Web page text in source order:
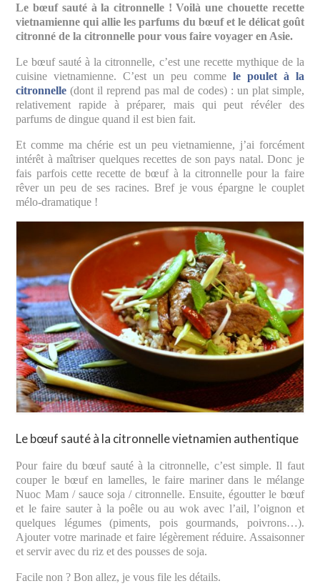
Le bœuf sauté à la citronnelle ! Voilà une chouette recette
vietnamienne qui allie les parfums du bœuf et le délicat goût
citronné de la citronnelle pour vous faire voyager en Asie.
Le bœuf sauté à la citronnelle, c’est une recette mythique de la
cuisine vietnamienne. C’est un peu comme le poulet à la
citronnelle (dont il reprend pas mal de codes) : un plat simple,
relativement rapide à préparer, mais qui peut révéler des
parfums de dingue quand il est bien fait.
Et comme ma chérie est un peu vietnamienne, j’ai forcément
intérêt à maîtriser quelques recettes de son pays natal. Donc je
fais parfois cette recette de bœuf à la citronnelle pour la faire
rêver un peu de ses racines. Bref je vous épargne le couplet
mélo-dramatique !
Le bœuf sauté à la citronnelle vietnamien authentique
Pour faire du bœuf sauté à la citronnelle, c’est simple. Il faut
couper le bœuf en lamelles, le faire mariner dans le mélange
Nuoc Mam / sauce soja / citronnelle. Ensuite, égoutter le bœuf
et le faire sauter à la poêle ou au wok avec l’ail, l’oignon et
quelques légumes (piments, pois gourmands, poivrons…).
Ajouter votre marinade et faire légèrement réduire. Assaisonner
et servir avec du riz et des pousses de soja.
Facile non ? Bon allez, je vous file les détails.